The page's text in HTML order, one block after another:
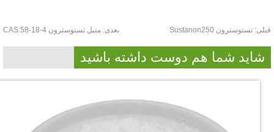
تستوسترون Sustanon250 بعدی:متیل تستوسترون CAS:58-18-4
شاید شما هم دوست داشته باشید